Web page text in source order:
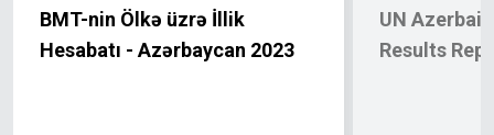
BMT-nin Ölkə üzrə İllik
Hesabatı - Azərbaycan 2023
UN
Results